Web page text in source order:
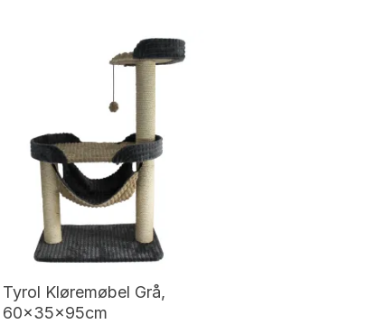
Tyrol Kløremøbel Grå,
60x35x95cm